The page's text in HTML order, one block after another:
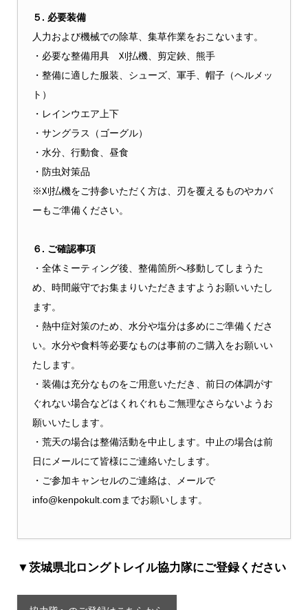
５. 必要装備
人力および機械での除草、集草作業をおこないます。
・必要な整備用具 刈払機、剪定鋏、熊手
・整備に適した服装、シューズ、軍手、帽子（ヘルメッ
ト）
・レインウエア上下
・サングラス（ゴーグル）
・水分、行動食、昼食
・防虫対策品
※刈払機をご持参いただく方は、刃を覆えるものやカバ
ーもご準備ください。
６. ご確認事項
・全体ミーティング後、整備箇所へ移動してしまうた
め、時間厳守でお集まりいただきますようお願いいたし
ます。
・熱中症対策のため、水分や塩分は多めにご準備くださ
い。水分や食料等必要なものは事前のご購入をお願いい
たします。
・装備は充分なものをご用意いただき、前日の体調がす
ぐれない場合などはくれぐれもご無理なさらないようお
願いいたします。
・荒天の場合は整備活動を中止します。中止の場合は前
日にメールにて皆様にご連絡いたします。
・ご参加キャンセルのご連絡は、メールで
info@kenpokult.comまでお願いします。
▼茨城県北ロングトレイル協力隊にご登録ください